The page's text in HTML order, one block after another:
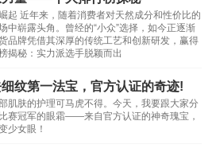
起 近年来，随着消费者对天然成分和性价比的
中崭露头角。曾经的“小众”选择，如今正逐渐
品牌凭借其深厚的传统工艺和创新研发，赢得
揭秘：实力派选手脱颖而出
纹第一法宝，官方认证的奇迹!
肌肤的护理可马虎不得。今天，我要跟大家分
赛冠军的眼霜——来自官方认证的神奇瑰宝，
少女眼！